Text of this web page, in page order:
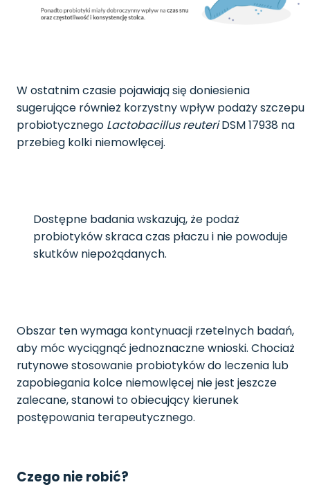
W ostatnim czasie pojawiają się doniesienia
sugerujące również korzystny wpływ podaży szczepu
probiotycznego Lactobacillus reuteriDSM 17938 na
przebieg kolki niemowlęcej.
Dostępne badania wskazują, że podaż
probiotyków skraca czas płaczu i nie powoduje
skutków niepożądanych.
Obszar ten wymaga kontynuacji rzetelnych badań,
aby móc wyciągnąć jednoznaczne wnioski. Chociaż
rutynowe stosowanie probiotyków do leczenia lub
zapobiegania kolce niemowlęcej nie jest jeszcze
zalecane, stanowi to obiecujący kierunek
postępowania terapeutycznego.
Czego nie robić?